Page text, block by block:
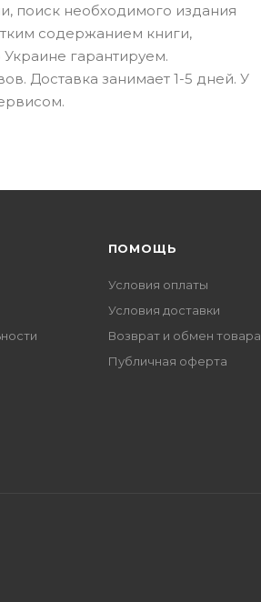
поиск необходимого издания
содержанием книги,
гарантируем.
Доставка занимает 1-5 дней. У
ПОМОЩЬ
Условия оплаты
Условия доставки
Возврат и обмен товара
Публичная оферта